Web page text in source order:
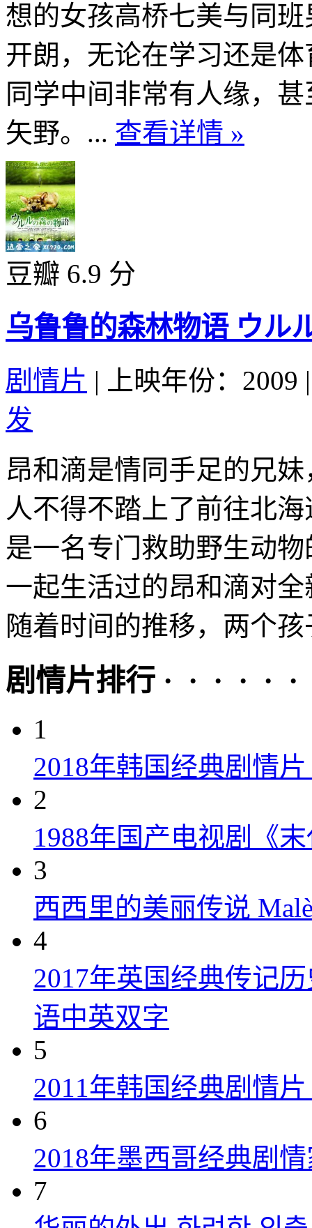
想的女孩高桥七美与同
开朗，无论在学习还是
同学中间非常有人缘，
矢野。... 查看详情 »
豆瓣 6.9 分
乌鲁鲁的森林物语 ウル
剧情片 | 上映年份：2009 |
发
昂和滴是情同手足的兄
人不得不踏上了前往北
是一名专门救助野生动
一起生活过的昂和滴对
随着时间的推移，两个
剧情片排行 · · · · · ·
1
2018年韩国经典剧情
2
1988年国产电视剧《
3
西西里的美丽传说
4
2017年英国经典传记
语中英双字
5
2011年韩国经典剧情
6
2018年墨西哥经典剧
7